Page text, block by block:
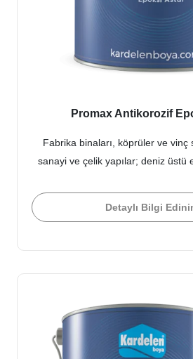
Promax Antikorozif
Fabrika binaları, köprüler ve vinç
sanayi ve çelik yapılar; deniz
Detaylı Bilgi